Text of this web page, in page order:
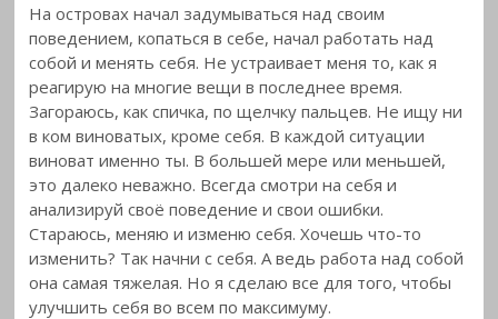
На островах начал задумываться над своим
поведением,копаться в себе, начал работать над
собой и менять себя. Не устраивает меня то, как я
реагирую на многие вещи в последнее время.
Загораюсь, как спичка, по щелчку пальцев. Не ищу ни
в ком виноватых, кроме себя. В каждой ситуации
виноват именно ты. В большей мере или меньшей,
это далеко неважно. Всегда смотри на себя и
анализируй своё поведение и свои ошибки.
Стараюсь, меняю и изменю себя. Хочешь что-то
изменить? Так начни с себя. А ведь работа над собой
она самая тяжелая. Но я сделаю все для того, чтобы
улучшить себя во всем по максимуму.